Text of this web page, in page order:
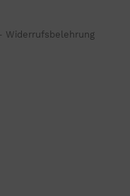
Widerrufsbelehrung